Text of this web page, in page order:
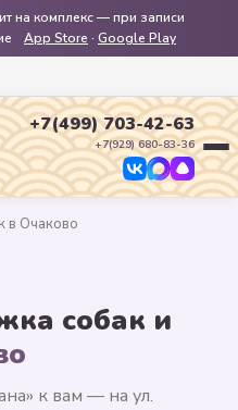
на комплекс — при записи
App Store · Google Play
+7(499) 703-42-63
+7(929) 680-83-36
в Очаково
собак и
к вам — на ул.